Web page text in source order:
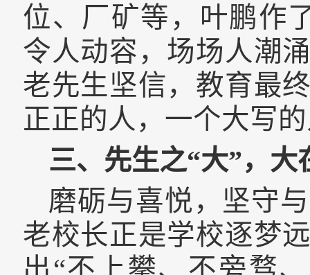
位、厂矿等，叶鹏作
令人动容，场场人潮
老先生坚信，教育最
正正的人，一个大写
三、先生之“大”，
磨砺与喜悦，坚守
老校长正是学校逐梦